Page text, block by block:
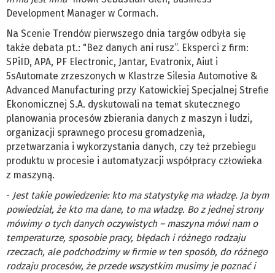
Development Manager w Cormach.
Na Scenie Trendów pierwszego dnia targów odbyła się
także debata pt.: "Bez danych ani rusz”. Eksperci z firm:
SPiID, APA, PF Electronic, Jantar, Evatronix, Aiut i
5sAutomate zrzeszonych w Klastrze Silesia Automotive &
Advanced Manufacturing przy Katowickiej Specjalnej Strefie
Ekonomicznej S.A. dyskutowali na temat skutecznego
planowania procesów zbierania danych z maszyn i ludzi,
organizacji sprawnego procesu gromadzenia,
przetwarzania i wykorzystania danych, czy też przebiegu
produktu w procesie i automatyzacji współpracy człowieka
z maszyną.
- Jest takie powiedzenie: kto ma statystykę ma władzę. Ja bym
powiedział, że kto ma dane, to ma władzę. Bo z jednej strony
mówimy o tych danych oczywistych – maszyna mówi nam o
temperaturze, sposobie pracy, błędach i różnego rodzaju
rzeczach, ale podchodzimy w firmie w ten sposób, do różnego
rodzaju procesów, że przede wszystkim musimy je poznać i